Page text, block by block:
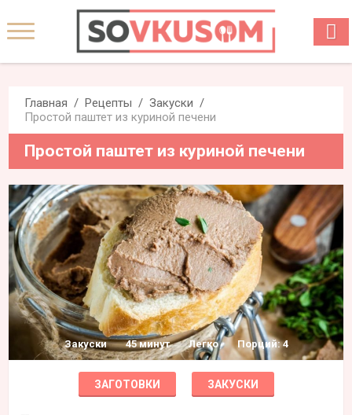
Главная Рецепты
Закуски
Простой паштет из куриной печени
Простой паштет из куриной печени
Закуски 45 минут Легко Порций: 4
ЗАГОТОВКИ ЗАКУСКИ